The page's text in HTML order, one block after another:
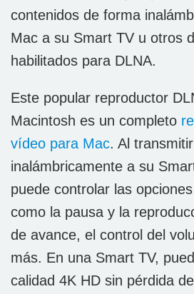
contenidos de forma
Mac a su Smart TV u otros
habilitados para DLNA.
Este popular reproductor
Macintosh es un completo
vídeo para Mac. Al transmitir
inalámbricamente a su
puede controlar las
como la pausa y la
de avance, el control del
más. En una Smart TV,
calidad 4K HD sin pérdida